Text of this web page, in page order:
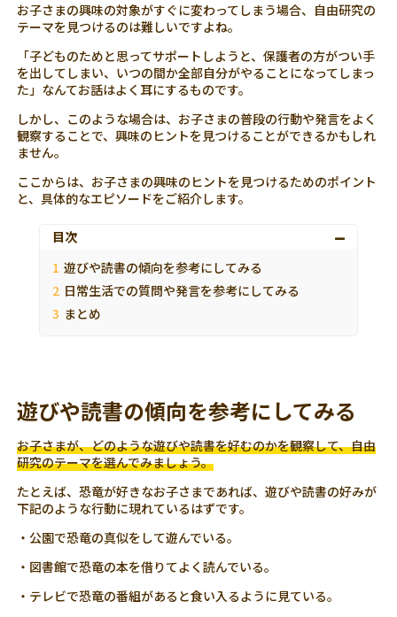
お子さまの興味の対象がすぐに変わってしまう場合、自由研究の
テーマを見つけるのは難しいですよね。
「子どものためと思ってサポートしようと、保護者の方がつい手
を出してしまい、いつの間か全部自分がやることになってしまっ
た」なんてお話はよく耳にするものです。
しかし、このような場合は、お子さまの普段の行動や発言をよく
観察することで、興味のヒントを見つけることができるかもしれ
ません。
ここからは、お子さまの興味のヒントを見つけるためのポイント
と、具体的なエピソードをご紹介します。
目次
遊びや読書の傾向を参考にしてみる
日常生活での質問や発言を参考にしてみる
まとめ
遊びや読書の傾向を参考にしてみる
お子さまが、どのような遊びや読書を好むのかを観察して、自由
研究のテーマを選んでみましょう。
たとえば、恐竜が好きなお子さまであれば、遊びや読書の好みが
下記のような行動に現れているはずです。
・公園で恐竜の真似をして遊んでいる。
・図書館で恐竜の本を借りてよく読んでいる。
・テレビで恐竜の番組があると食い入るように見ている。